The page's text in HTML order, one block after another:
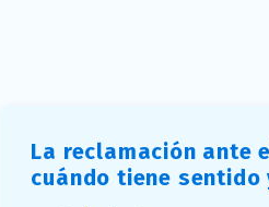
La reclamación ante
cuándo tiene sentido